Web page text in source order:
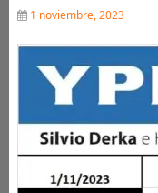
1 noviembre, 2023